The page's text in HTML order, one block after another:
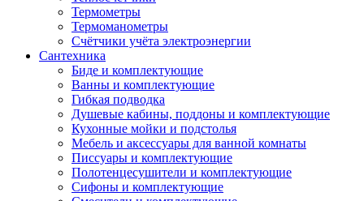
Термометры
Термоманометры
Счётчики учёта электроэнергии
Сантехника
Биде и комплектующие
Ванны и комплектующие
Гибкая подводка
Душевые кабины, поддоны и комплектующие
Кухонные мойки и подстолья
Мебель и аксессуары для ванной комнаты
Писсуары и комплектующие
Полотенцесушители и комплектующие
Сифоны и комплектующие